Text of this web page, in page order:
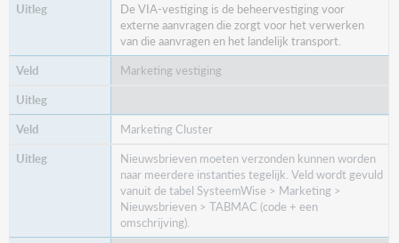
De VIA-vestiging is de beheervestiging voor
externe aanvragen die zorgt voor het verwerken
van die aanvragen en het landelijk transport.
Marketing vestiging
Marketing Cluster
Nieuwsbrieven moeten verzonden kunnen worden
naar meerdere instanties tegelijk. Veld wordt gevuld
vanuit de tabel SysteemWise > Marketing >
Nieuwsbrieven > TABMAC (code + een
omschrijving).